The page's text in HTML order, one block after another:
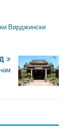
Вирджински